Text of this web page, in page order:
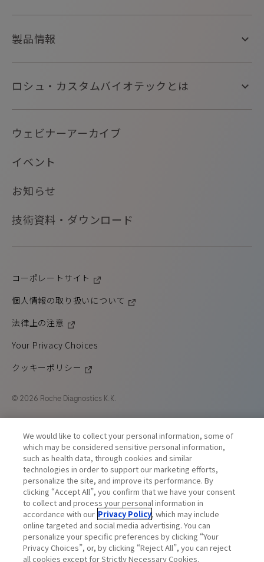
製品情報
アプリケーション別
製品タイプ別
サポート
オンラインカタログ
ロシュ・カスタムバイオテックとは
バイオテクノロジーセンター
（ドイツ製造拠点）
ウェビナーアーカイブ
イベント
お知らせ
技術資料・ダウンロード
コーポレートサイト
個人情報の取り扱いについて
法律上の注意
Your Privacy Choices
クッキーポリシー
© 2026 Roche Diagnostics K.K.
掲載しています。お住まいの国では利用できない製品、もし
くは認可を受けていない製品の詳細情報が掲載されている場
合もあります。それぞれの居住国における正当な法的手続や
規制、登録、慣習法を満たしていない可能性のある情報の閲
覧に関しては、当社は一切の責任を負いません。
We would like to collect your personal information, some of
which may be considered sensitive personal information,
such as health data, through cookies and similar
technologies in order to support our marketing efforts,
personalize the site, and improve its performance. By
clicking “Accept All”, you confirm that we have your consent
to collect and process your personal information in
accordance with our Privacy Policy, which may include
online targeted and social media advertising. You can
personalize your specific preferences by clicking “Your
Privacy Choices”, or, by clicking “Reject All”, you can reject
all cookies except for Strictly Necessary Cookies.